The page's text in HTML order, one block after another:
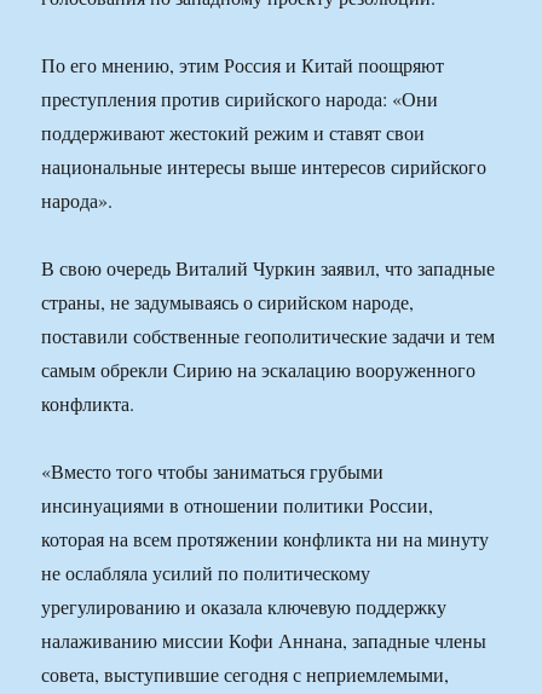
По его мнению, этим Россия и Китай поощряют
преступления против сирийского народа: «Они
поддерживают жестокий режим и ставят свои
национальные интересы выше интересов сирийского
народа».
В свою очередь Виталий Чуркин заявил, что западные
страны, не задумываясь о сирийском народе,
поставили собственные геополитические задачи и тем
самым обрекли Сирию на эскалацию вооруженного
конфликта.
«Вместо того чтобы заниматься грубыми
инсинуациями в отношении политики России,
которая на всем протяжении конфликта ни на минуту
не ослабляла усилий по политическому
урегулированию и оказала ключевую поддержку
налаживанию миссии Кофи Аннана, западные члены
совета, выступившие сегодня с неприемлемыми,